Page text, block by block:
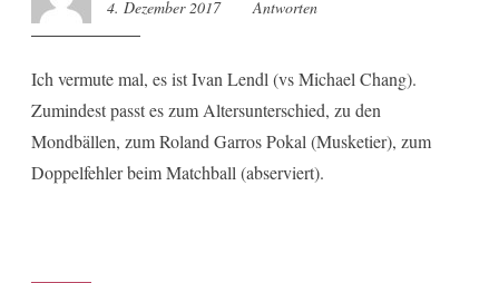
4. Dezember 2017 12:18
Antworten
Ich vermute mal, es ist Ivan Lendl (vs Michael Chang).
Zumindest passt es zum Altersunterschied, zu den
Mondbällen, zum Roland Garros Pokal (Musketier), zum
Doppelfehler beim Matchball (abserviert).